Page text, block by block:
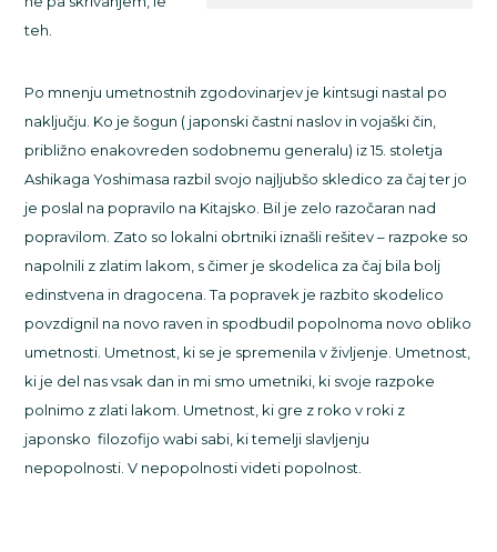
teh.
Po mnenju umetnostnih zgodovinarjev je kintsugi nastal po
naključju. Ko je šogun ( japonski častni naslov in vojaški čin,
približno enakovreden sodobnemu generalu) iz 15. stoletja
Ashikaga Yoshimasa razbil svojo najljubšo skledico za čaj ter jo
je poslal na popravilo na Kitajsko. Bil je zelo razočaran nad
popravilom. Zato so lokalni obrtniki iznašli rešitev – razpoke so
napolnili z zlatim lakom, s čimer je skodelica za čaj bila bolj
edinstvena in dragocena. Ta popravek je razbito skodelico
povzdignil na novo raven in spodbudil popolnoma novo obliko
umetnosti. Umetnost, ki se je spremenila v življenje. Umetnost,
ki je del nas vsak dan in mi smo umetniki, ki svoje razpoke
polnimo z zlati lakom. Umetnost, ki gre z roko v roki z
japonsko filozofijo wabi sabi, ki temelji slavljenju
nepopolnosti. V nepopolnosti videti popolnost.